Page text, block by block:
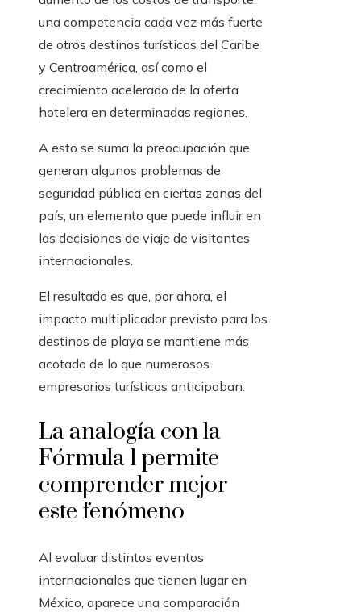
una competencia cada vez más fuerte
de otros destinos turísticos del Caribe
y Centroamérica, así como el
crecimiento acelerado de la oferta
hotelera en determinadas regiones.
A esto se suma la preocupación que
generan algunos problemas de
seguridad pública en ciertas zonas del
país, un elemento que puede influir en
las decisiones de viaje de visitantes
internacionales.
El resultado es que, por ahora, el
impacto multiplicador previsto para los
destinos de playa se mantiene más
acotado de lo que numerosos
empresarios turísticos anticipaban.
La analogía con la
Fórmula 1 permite
comprender mejor
este fenómeno
Al evaluar distintos eventos
internacionales que tienen lugar en
México, aparece una comparación